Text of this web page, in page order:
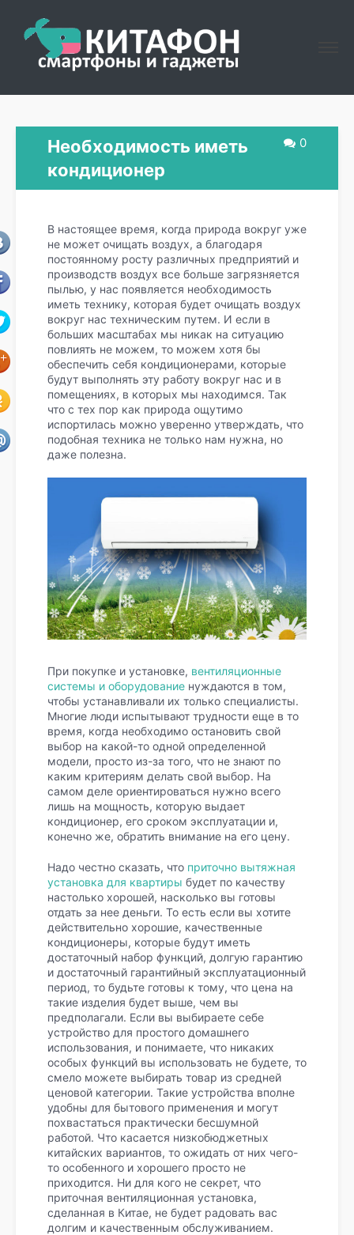
0
Необходимость иметь
кондиционер
В настоящее время, когда природа вокруг уже
не может очищать воздух, а благодаря
постоянному росту различных предприятий и
производств воздух все больше загрязняется
пылью, у нас появляется необходимость
иметь технику, которая будет очищать воздух
вокруг нас техническим путем. И если в
больших масштабах мы никак на ситуацию
повлиять не можем, то можем хотя бы
обеспечить себя кондиционерами, которые
будут выполнять эту работу вокруг нас и в
помещениях, в которых мы находимся. Так
что с тех пор как природа ощутимо
испортилась можно уверенно утверждать, что
подобная техника не только нам нужна, но
даже полезна.
При покупке и установке, вентиляционные
системы и оборудование нуждаются в том,
чтобы устанавливали их только специалисты.
Многие люди испытывают трудности еще в то
время, когда необходимо остановить свой
выбор на какой-то одной определенной
модели, просто из-за того, что не знают по
каким критериям делать свой выбор. На
самом деле ориентироваться нужно всего
лишь на мощность, которую выдает
кондиционер, его сроком эксплуатации и,
конечно же, обратить внимание на его цену.
Надо честно сказать, что приточно вытяжная
установка для квартиры будет по качеству
настолько хорошей, насколько вы готовы
отдать за нее деньги. То есть если вы хотите
действительно хорошие, качественные
кондиционеры, которые будут иметь
достаточный набор функций, долгую гарантию
и достаточный гарантийный эксплуатационный
период, то будьте готовы к тому, что цена на
такие изделия будет выше, чем вы
предполагали. Если вы выбираете себе
устройство для простого домашнего
использования, и понимаете, что никаких
особых функций вы использовать не будете, то
смело можете выбирать товар из средней
ценовой категории. Такие устройства вполне
удобны для бытового применения и могут
похвастаться практически бесшумной
работой. Что касается низкобюджетных
китайских вариантов, то ожидать от них чего-
то особенного и хорошего просто не
приходится. Ни для кого не секрет, что
приточная вентиляционная установка,
сделанная в Китае, не будет радовать вас
долгим и качественным обслуживанием.